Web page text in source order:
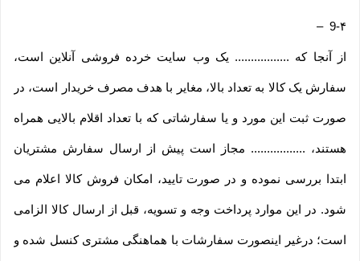
9-۴ –
از آنجا که ................. یک وب ‌سایت خرده‌ فروشی آنلاین است،
سفارش یک کالا به تعداد بالا، مغایر با هدف مصرف خریدار است، در
صورت ثبت این مورد و یا سفارشاتی که با تعداد اقلام بالایی همراه
هستند، ................. مجاز است پیش از ارسال سفارش مشتریان
ابتدا بررسی نموده و در صورت تایید، امکان فروش کالا اعلام می
شود. در این موارد پرداخت وجه و تسویه، قبل از ارسال کالا الزامی
است؛ درغیر اینصورت سفارشات با هماهنگی مشتری کنسل شده و